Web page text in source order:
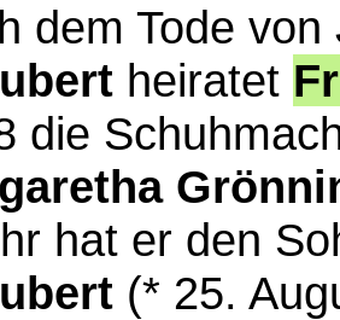
dem Tode von
heiratet
die
hat er den
(* 25.